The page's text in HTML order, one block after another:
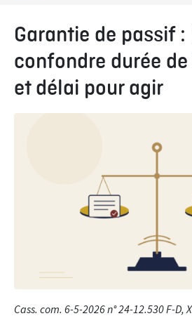
Garantie de passif :
confondre durée
et délai pour agir
Cass. com. 6-5-2026 n° 24-12.530 F-D,